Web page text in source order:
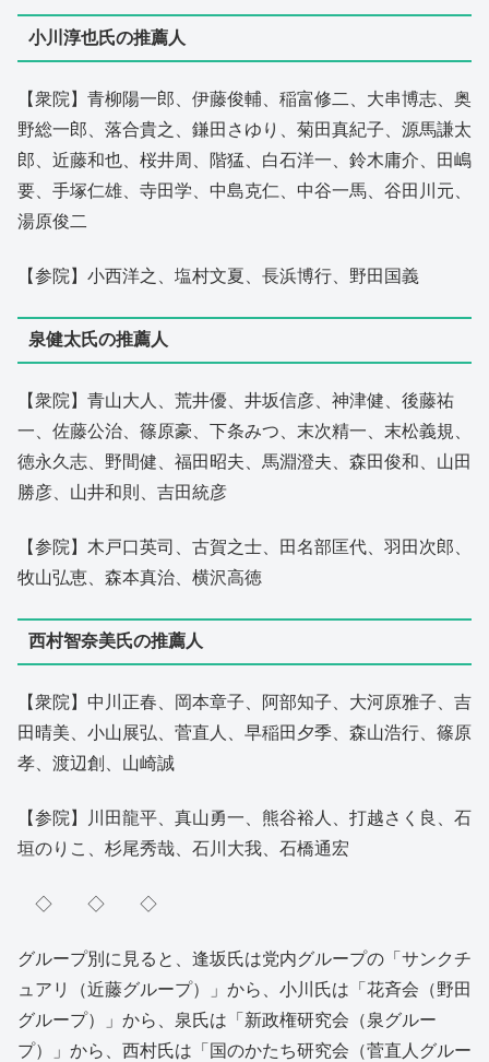
小川淳也氏の推薦人
【衆院】青柳陽一郎、伊藤俊輔、稲富修二、大串博志、奥
野総一郎、落合貴之、鎌田さゆり、菊田真紀子、源馬謙太
郎、近藤和也、桜井周、階猛、白石洋一、鈴木庸介、田嶋
要、手塚仁雄、寺田学、中島克仁、中谷一馬、谷田川元、
湯原俊二
【参院】小西洋之、塩村文夏、長浜博行、野田国義
泉健太氏の推薦人
【衆院】青山大人、荒井優、井坂信彦、神津健、後藤祐
一、佐藤公治、篠原豪、下条みつ、末次精一、末松義規、
徳永久志、野間健、福田昭夫、馬淵澄夫、森田俊和、山田
勝彦、山井和則、吉田統彦
【参院】木戸口英司、古賀之士、田名部匡代、羽田次郎、
牧山弘恵、森本真治、横沢高徳
西村智奈美氏の推薦人
【衆院】中川正春、岡本章子、阿部知子、大河原雅子、吉
田晴美、小山展弘、菅直人、早稲田夕季、森山浩行、篠原
孝、渡辺創、山崎誠
【参院】川田龍平、真山勇一、熊谷裕人、打越さく良、石
垣のりこ、杉尾秀哉、石川大我、石橋通宏
◇ ◇ ◇
グループ別に見ると、逢坂氏は党内グループの「サンクチ
ュアリ（近藤グループ）」から、小川氏は「花斉会（野田
グループ）」から、泉氏は「新政権研究会（泉グルー
プ）」から、西村氏は「国のかたち研究会（菅直人グルー